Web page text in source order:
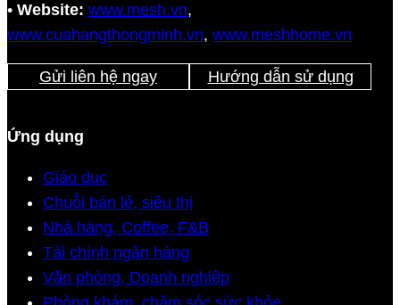
• Website: www.mesh.vn,
www.cuahangthongminh.vn, www.meshhome.vn
Gửi liên hệ ngay Hướng dẫn sử dụng
Ứng dụng
Giáo dục
Chuỗi bán lẻ, siêu thị
Nhà hàng, Coffee, F&B
Tài chính ngân hàng
Văn phòng, Doanh nghiệp